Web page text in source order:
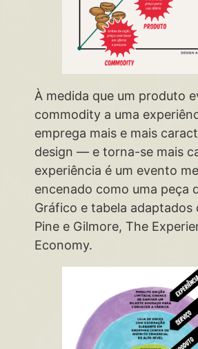
À medida que um produto
commodity a uma
emprega mais e mais
design — e torna-se mais
experiência é um evento
encenado como uma peça
Gráfico e tabela adaptados
Pine e Gilmore, The
Economy.